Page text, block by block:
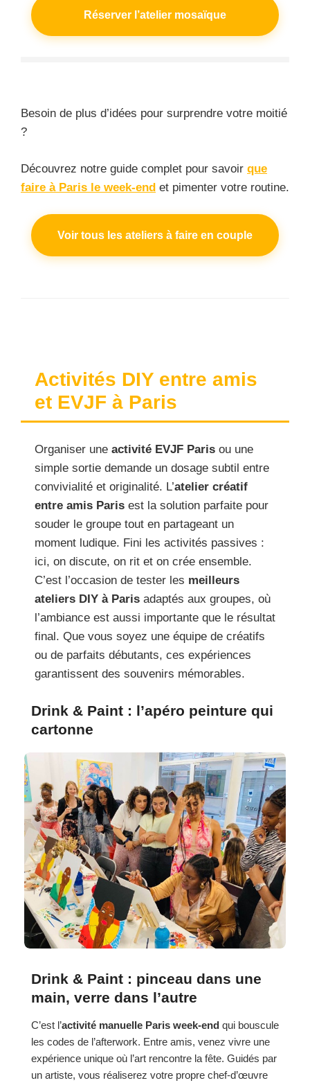
Réserver l’atelier mosaïque
Besoin de plus d’idées pour surprendre votre moitié
?
Découvrez notre guide complet pour savoir que
faire à Paris le week-end et pimenter votre routine.
Voir tous les ateliers à faire en couple
Activités DIY entre amis
et EVJF à Paris
Organiser une activité EVJF Paris ou une
simple sortie demande un dosage subtil entre
convivialité et originalité. L’atelier créatif
entre amis Paris est la solution parfaite pour
souder le groupe tout en partageant un
moment ludique. Fini les activités passives :
ici, on discute, on rit et on crée ensemble.
C’est l’occasion de tester les meilleurs
ateliers DIY à Paris adaptés aux groupes, où
l’ambiance est aussi importante que le résultat
final. Que vous soyez une équipe de créatifs
ou de parfaits débutants, ces expériences
garantissent des souvenirs mémorables.
Drink & Paint : l’apéro peinture qui
cartonne
Drink & Paint : pinceau dans une
main, verre dans l’autre
C’est l’activité manuelle Paris week-end qui bouscule
les codes de l’afterwork. Entre amis, venez vivre une
expérience unique où l’art rencontre la fête. Guidés par
un artiste, vous réaliserez votre propre chef-d’œuvre